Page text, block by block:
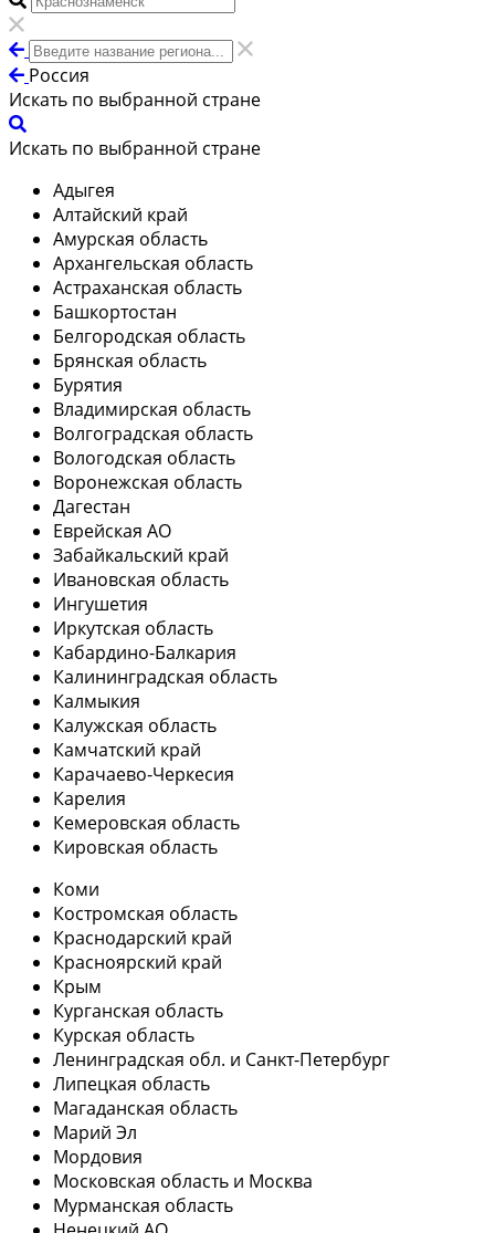
Россия
Искать по выбранной стране
Искать по выбранной стране
Адыгея
Алтайский край
Амурская область
Архангельская область
Астраханская область
Башкортостан
Белгородская область
Брянская область
Бурятия
Владимирская область
Волгоградская область
Вологодская область
Воронежская область
Дагестан
Еврейская АО
Забайкальский край
Ивановская область
Ингушетия
Иркутская область
Кабардино-Балкария
Калининградская область
Калмыкия
Калужская область
Камчатский край
Карачаево-Черкесия
Карелия
Кемеровская область
Кировская область
Коми
Костромская область
Краснодарский край
Красноярский край
Крым
Курганская область
Курская область
Ленинградская обл. и Санкт-Петербург
Липецкая область
Магаданская область
Марий Эл
Мордовия
Московская область и Москва
Мурманская область